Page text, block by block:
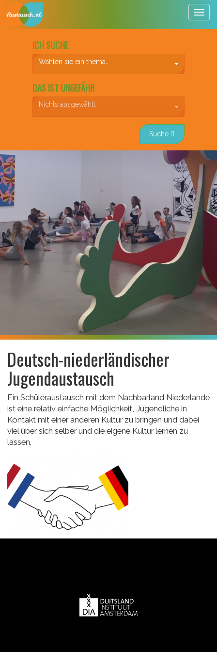
ICH SUCHE
Wählen sie ein thema..
DAS IST UNGEFÄHR
Nichts ausgewählt
Suche
Deutsch-niederländischer
Jugendaustausch
Ein Schüleraustausch mit dem Nachbarland Niederlande
ist eine relativ einfache Möglichkeit, Jugendliche in
Kontakt mit einer anderen Kultur zu bringen und dabei
viel über sich selber und die eigene Kultur lernen zu
lassen.